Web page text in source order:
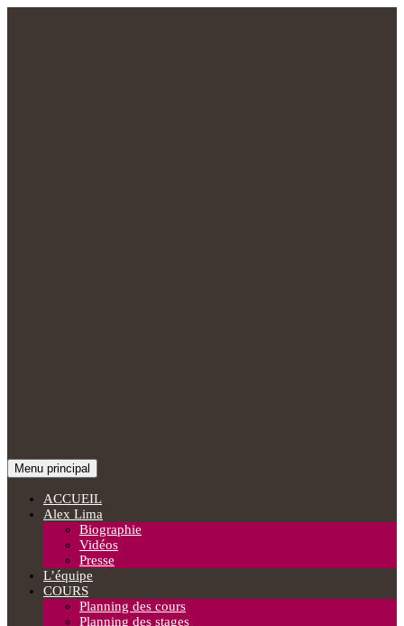
Alex Lima Dance Studio
Recherche
Menu principal
au
contenu
ACCUEIL
Alex Lima
Biographie
Vidéos
Presse
L’équipe
COURS
Planning des cours
Planning des stages